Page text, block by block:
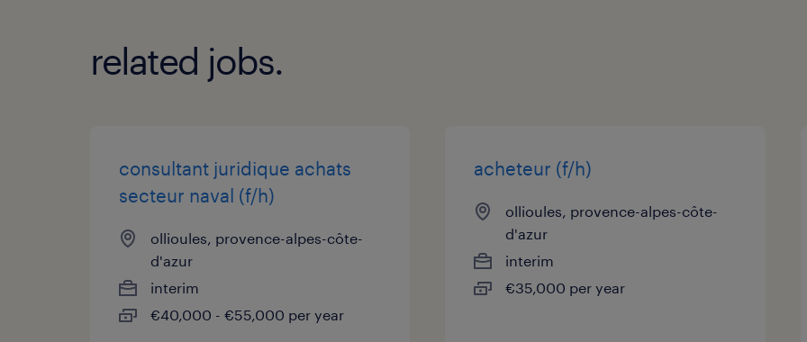
related jobs.
consultant juridique achats
secteur naval (f/h)
ollioules, provence-alpes-côte-
d'azur
interim
€40,000 - €55,000 per year
acheteur (f/h)
ollioules, provence-alpes-côte-
d'azur
interim
€35,000 per year